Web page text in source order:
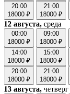
20:00
18000 ₽
21:00
18000 ₽
12 августа, среда
00:00
18000 ₽
09:00
18000 ₽
14:00
18000 ₽
15:00
18000 ₽
20:00
18000 ₽
21:00
18000 ₽
13 августа, четверг